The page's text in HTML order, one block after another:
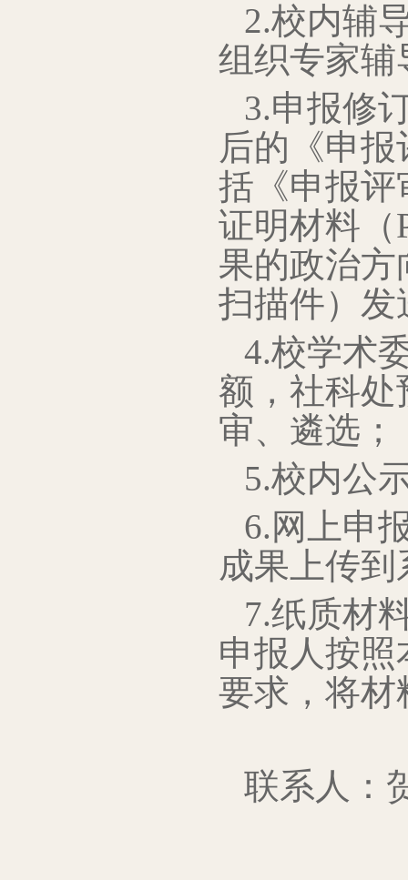
2.校内辅
组织专家辅
3.申报修
后的《申
括《申报评
证明材料（
果的政治
扫描件）发
4.校学术
额，社科处
审、遴选；
5.校内公
6.网上申
成果上传
7.纸质材
申报人按
要求，将材
联系人：